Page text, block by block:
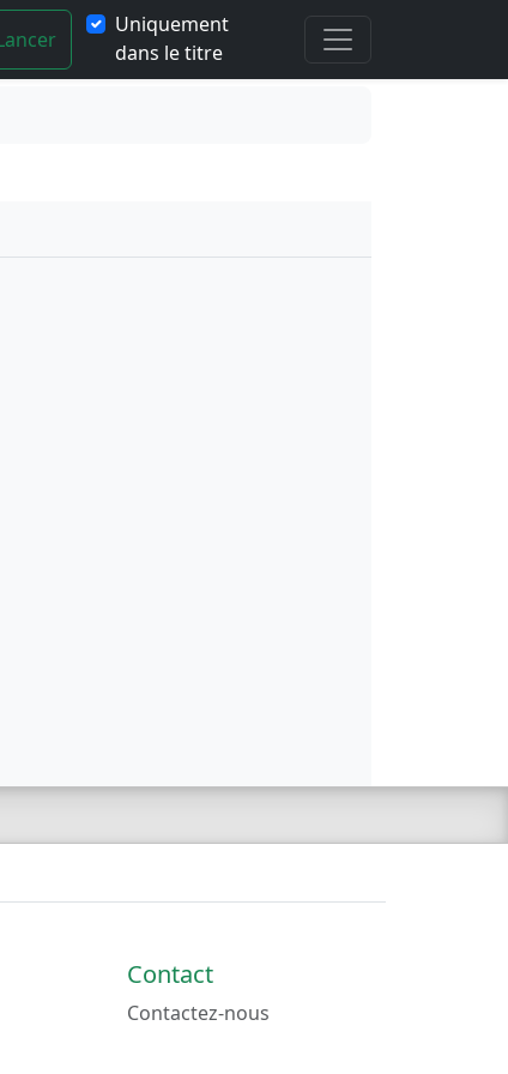
Uniquement
dans le titre
Contact
Contactez-nous